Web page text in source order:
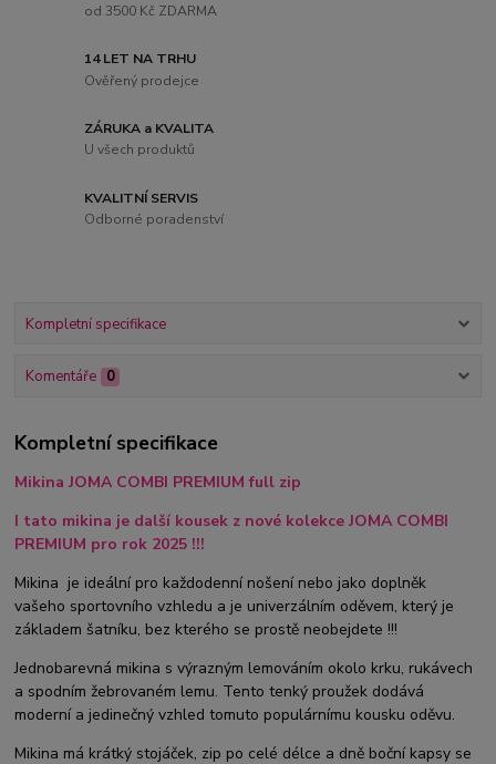
od 3500 Kč ZDARMA
14 LET NA TRHU
Ověřený prodejce
ZÁRUKA a KVALITA
U všech produktů
KVALITNÍ SERVIS
Odborné poradenství
Kompletní specifikace
Komentáře 0
Kompletní specifikace
Mikina JOMA COMBI PREMIUM full zip
I tato mikina je další kousek z nové kolekce JOMA COMBI
PREMIUM pro rok 2025 !!!
Mikina je ideální pro každodenní nošení nebo jako doplněk
vašeho sportovního vzhledu a je univerzálním oděvem, který je
základem šatníku, bez kterého se prostě neobejdete !!!
Jednobarevná mikina s výrazným lemováním okolo krku, rukávech
a spodním žebrovaném lemu. Tento tenký proužek dodává
moderní a jedinečný vzhled tomuto populárnímu kousku oděvu.
Mikina má krátký stojáček, zip po celé délce a dně boční kapsy se